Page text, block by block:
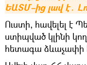
ԵԱՏՄ–ից լավ է․
Ուստի, հավելել է
ստիպված կլինի
հետագա ձևաչափի